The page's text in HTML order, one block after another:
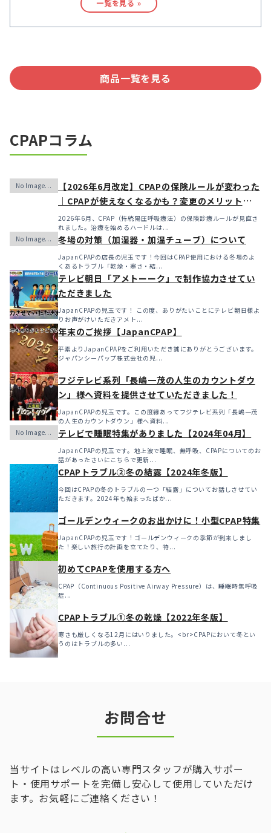
一覧を見る »
商品一覧を見る
CPAPコラム
【2026年6月改定】CPAPの保険ルールが変わった
｜CPAPが使えなくなるかも？変更のメリット・デ
メリットと「購入」という選択肢
2026年6月、CPAP（持続陽圧呼吸療法）の保険診療ルールが見直さ
れました。治療を始めるハードルは...
冬場の対策（加湿器・加温チューブ）について
JapanCPAPの店長の児玉です！今回はCPAP使用における冬場のよ
くあるトラブル「乾燥・寒さ・結...
テレビ朝日「アメトーーク」で制作協力させてい
ただきました
JapanCPAPの児玉です！ この度、ありがたいことにテレビ朝日様よ
りお声がけいただきアメト...
年末のご挨拶【JapanCPAP】
平素よりJapanCPAPをご利用いただき誠にありがとうございます。
ジャパンシーパップ株式会社の児...
フジテレビ系列「長嶋一茂の人生のカウントダウ
ン」様へ資料を提供させていただきました！
JapanCPAPの児玉です。この度縁あってフジテレビ系列「長嶋一茂
の人生のカウントダウン」様へ資料...
テレビで睡眠特集がありました【2024年04月】
JapanCPAPの児玉です。地上波で睡眠、無呼吸、CPAPについてのお
話があったさいにこちらで更新...
CPAPトラブル②冬の結露【2024年冬版】
今回はCPAPの冬のトラブルの一つ「結露」についてお話しさせてい
ただきます。2024年も始まったばか...
ゴールデンウィークのお出かけに！小型CPAP特集
JapanCPAPの児玉です！ゴールデンウィークの季節が到来しまし
た！楽しい旅行の計画を立てたり、特...
初めてCPAPを使用する方へ
CPAP（Continuous Positive Airway Pressure）は、睡眠時無呼吸
症...
CPAPトラブル①冬の乾燥【2022年冬版】
寒さも厳しくなる12月にはいりました。<br>CPAPにおいて冬とい
うのはトラブルの多い...
お問合せ
当サイトはレベルの高い専門スタッフが購入サポー
ト・使用サポートを完備し安心して使用していただけ
ます。お気軽にご連絡ください！